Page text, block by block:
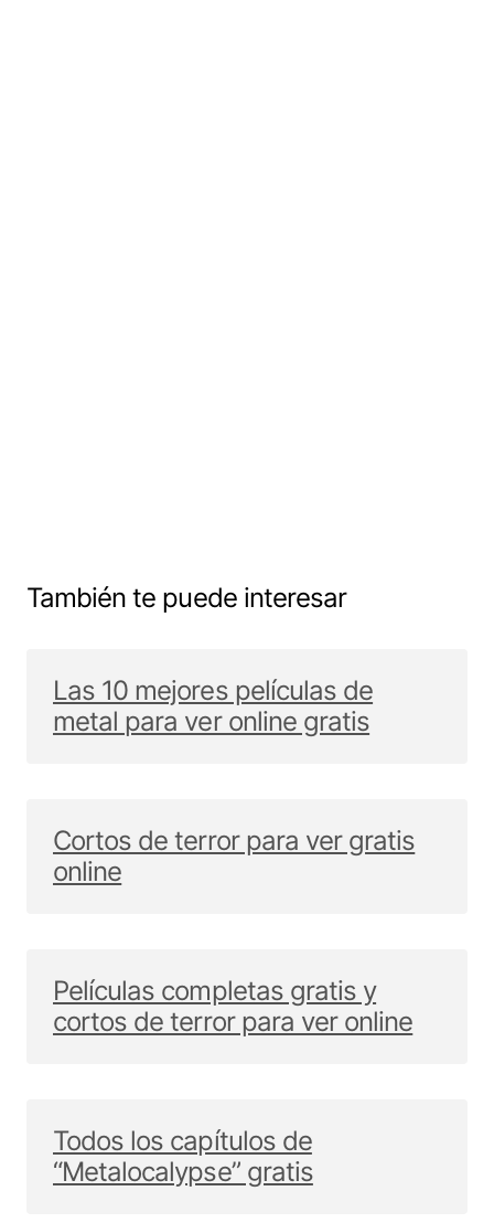
También te puede interesar
Las 10 mejores películas de
metal para ver online gratis
Cortos de terror para ver gratis
online
Películas completas gratis y
cortos de terror para ver online
Todos los capítulos de
“Metalocalypse” gratis